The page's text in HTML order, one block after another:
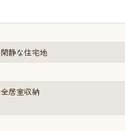
閑静な住宅地
全居室収納